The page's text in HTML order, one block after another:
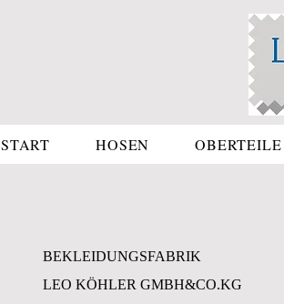
START HOSEN OBERTEILE
BEKLEIDUNGSFABRIK
LEO KÖHLER GMBH&CO.KG